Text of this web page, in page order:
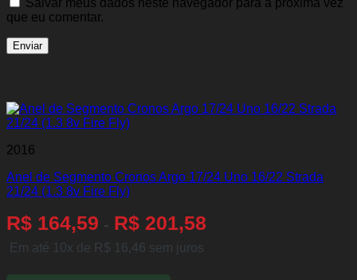
Salvar meus dados neste navegador para a próxima vez
que eu comentar.
2016
Anel de Segmento Cronos Argo 17/24 Uno 16/22 Strada
21/24 (1.3 8v Fire Fly)
R$ 164,59 - R$ 201,58
Em até 10x de R$ 16,46 sem juros